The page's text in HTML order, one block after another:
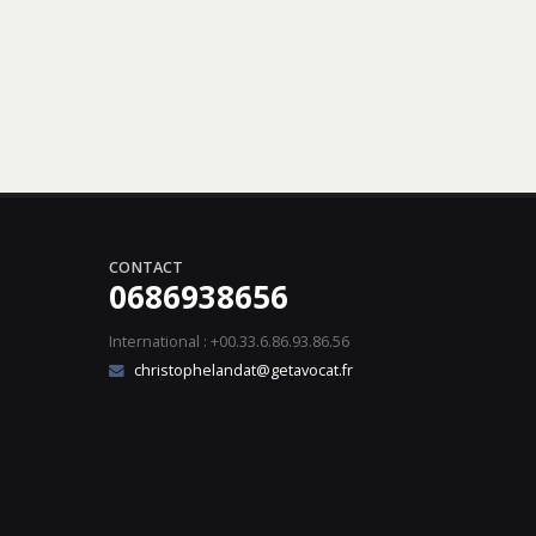
CONTACT
0686938656
International : +00.33.6.86.93.86.56
christophelandat@getavocat.fr